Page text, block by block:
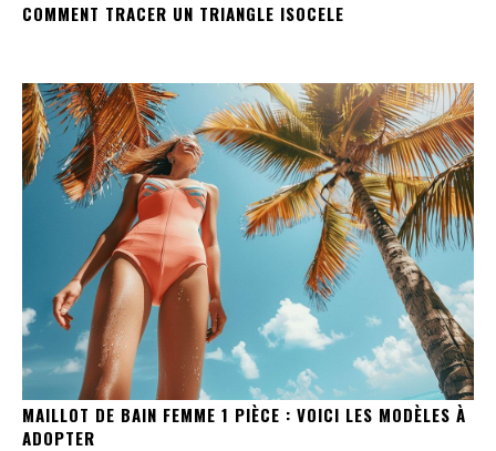
COMMENT TRACER UN TRIANGLE ISOCELE
MAILLOT DE BAIN FEMME 1 PIÈCE : VOICI LES MODÈLES À
ADOPTER